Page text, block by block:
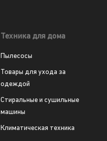
Техника для дома
Пылесосы
Товары для ухода за
одеждой
Стиральные и сушильные
машины
Климатическая техника